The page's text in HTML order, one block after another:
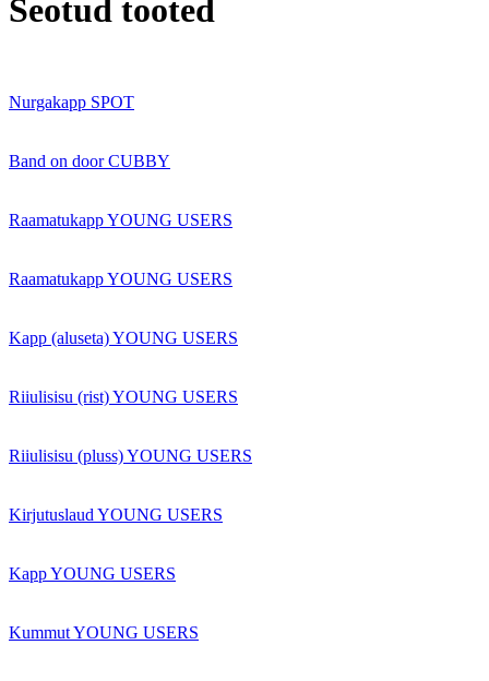
Seotud tooted
Nurgakapp SPOT
Band on door CUBBY
Raamatukapp YOUNG USERS
Raamatukapp YOUNG USERS
Kapp (aluseta) YOUNG USERS
Riiulisisu (rist) YOUNG USERS
Riiulisisu (pluss) YOUNG USERS
Kirjutuslaud YOUNG USERS
Kapp YOUNG USERS
Kummut YOUNG USERS